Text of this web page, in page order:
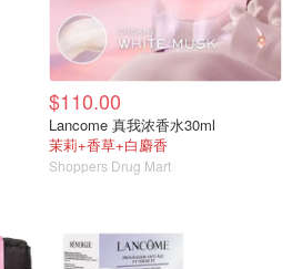
$110.00
Lancome 真我浓香水30ml
茉莉+香草+白麝香
Shoppers Drug Mart